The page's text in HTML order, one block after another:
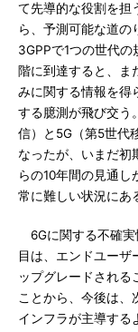
て先導的な役割を担
ら、予測可能な道の
3GPPで1つの世代
階に到達すると、ま
みに関する情報を得
する臆測が飛び交う
信）と5G（第5世代
なったが、いまだ初
らの10年間の見通
常に難しい状況にあ
6Gに関する不確実
目は、エンドユーザ
ップグレードされる
ことから、今後は、
インフラが主導する